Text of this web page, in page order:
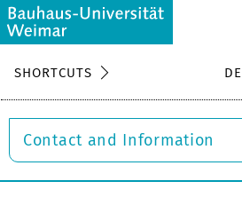
SHORTCUTS DE
Contact and Information